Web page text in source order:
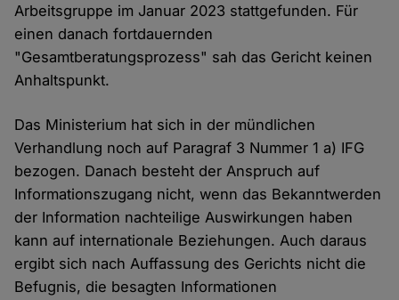
Arbeitsgruppe im Januar 2023 stattgefunden. Für
einen danach fortdauernden
"Gesamtberatungsprozess" sah das Gericht keinen
Anhaltspunkt.
Das Ministerium hat sich in der mündlichen
Verhandlung noch auf Paragraf 3 Nummer 1 a) IFG
bezogen. Danach besteht der Anspruch auf
Informationszugang nicht, wenn das Bekanntwerden
der Information nachteilige Auswirkungen haben
kann auf internationale Beziehungen. Auch daraus
ergibt sich nach Auffassung des Gerichts nicht die
Befugnis, die besagten Informationen